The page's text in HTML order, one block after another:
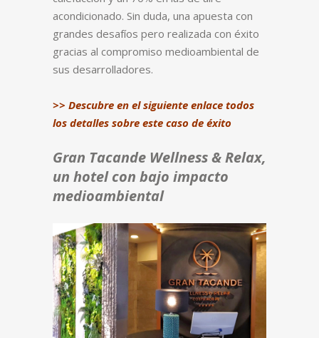
acondicionado. Sin duda, una apuesta con
grandes desafíos pero realizada con éxito
gracias al compromiso medioambiental de
sus desarrolladores.
>> Descubre en el siguiente enlace todos
los detalles sobre este caso de éxito
Gran Tacande Wellness & Relax,
un hotel con bajo impacto
medioambiental